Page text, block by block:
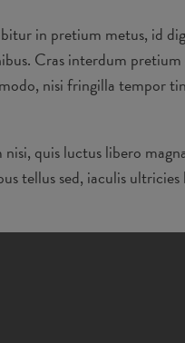
in pretium metus, id
Cras interdum
nisi fringilla tempor
quis luctus libero
tellus sed, iaculis